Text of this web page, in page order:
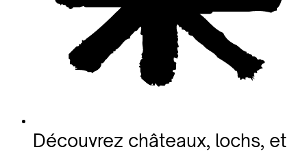
Découvrez châteaux, lochs, et